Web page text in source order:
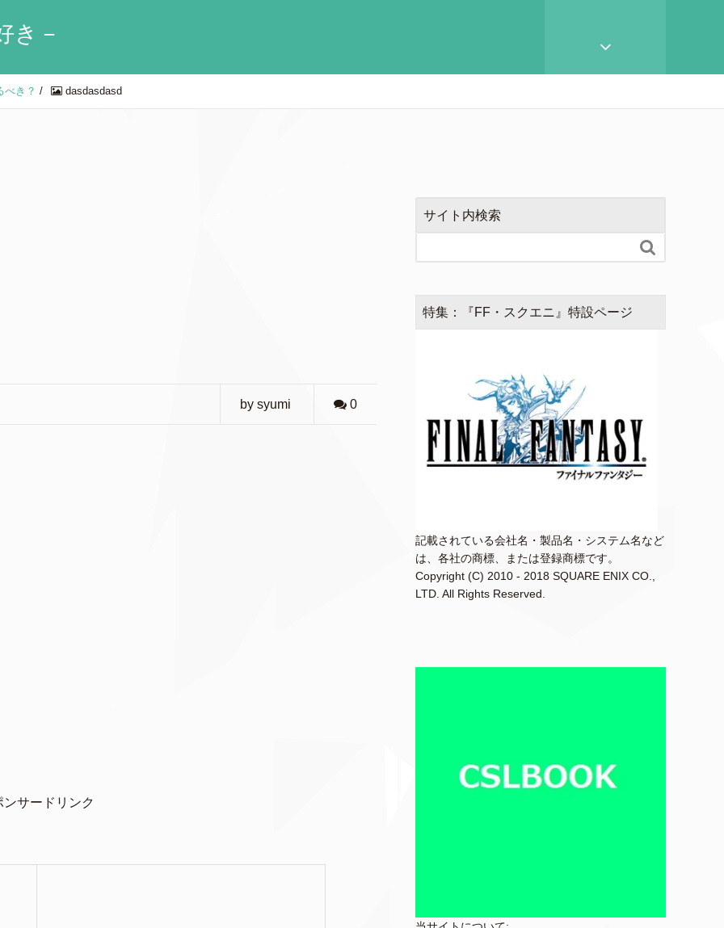
き－
べき？ / dasdasdasd
by syumi 0
ンサードリンク
サイト内検索

特集：『FF・スクエニ』特設ページ
記載されている会社名・製品名・システム名など
は、各社の商標、または登録商標です。
Copyright (C) 2010 - 2018 SQUARE ENIX CO.,
LTD. All Rights Reserved.